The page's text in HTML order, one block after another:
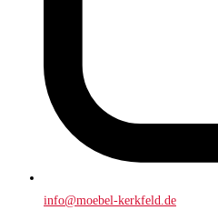
info@moebel-kerkfeld.de